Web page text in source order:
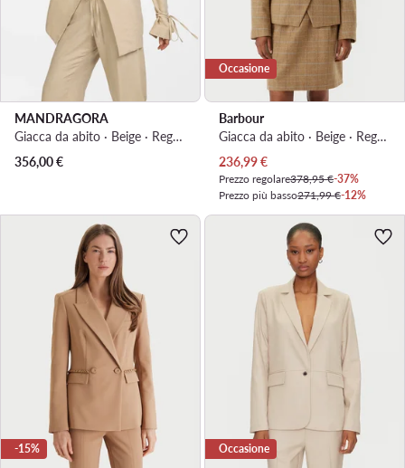
MANDRAGORA
Giacca da abito · Beige · Regular Fit
356,00€
Occasione
Barbour
Giacca da abito · Beige · Regular Fit
Prezzo attuale
236,99€
Prezzo regolare378,95 €-37%
Prezzo più basso271,99 €-12%
-15% Occasione